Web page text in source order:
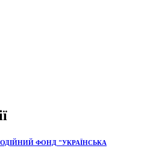
ФОНД "УКРАЇНСЬКА